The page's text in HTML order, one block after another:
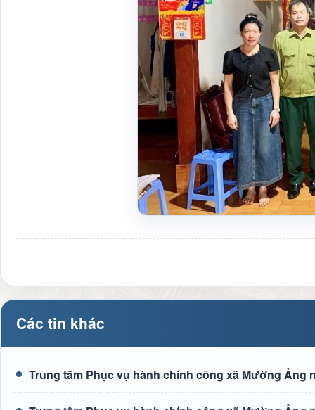
Các tin khác
Trung tâm Phục vụ hành chính công xã Mường Ảng